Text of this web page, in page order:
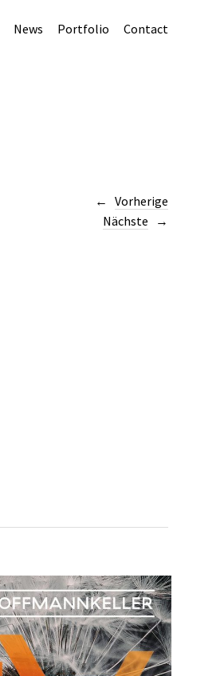
News Portfolio Contact
Vorherige
Nächste